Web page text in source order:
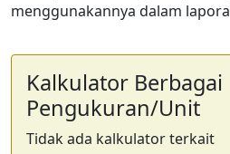
menggunakannya dalam
Kalkulator Berbagai
Pengukuran/Unit
Tidak ada kalkulator terkait